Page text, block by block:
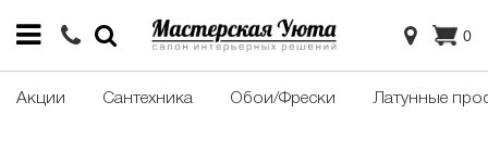
0
Акции Сантехника Обои/Фрески Латунные